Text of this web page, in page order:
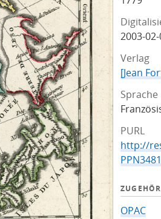
2003-
Verlag
[Jean
Sprache
PURL
http://
OPAC